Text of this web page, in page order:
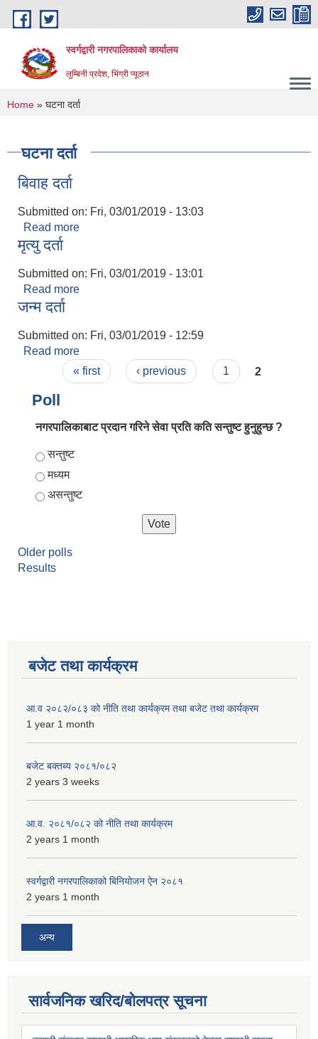
Skip to main content
स्वर्गद्वारी नगरपालिकाको कार्यालय
लुम्बिनी प्रदेश, भिंग्री प्यूठान
You are here
Home » घटना दर्ता
घटना दर्ता
बिवाह दर्ता
Submitted on: Fri, 03/01/2019 - 13:03
Read more
मृत्यु दर्ता
Submitted on: Fri, 03/01/2019 - 13:01
Read more
जन्म दर्ता
Submitted on: Fri, 03/01/2019 - 12:59
Read more
Pages« first ‹ previous 1 2
Poll
नगरपालिकाबाट प्रदान गरिने सेवा प्रति कति सन्तुष्ट हुनुहुन्छ ?
Choices
सन्तुष्ट
मध्यम
असन्तुष्ट
Older polls
Results
बजेट तथा कार्यक्रम
आ.व २०८२/०८३ को नीति तथा कार्यक्रम तथा बजेट तथा कार्यक्रम
1 year 1 month
बजेट बक्तब्य २०८१/०८२
2 years 3 weeks
आ.व. २०८१/०८२ को नीति तथा कार्यक्रम
2 years 1 month
स्वर्गद्वारी नगरपालिकाको बिनियोजन ऐन २०८१
2 years 1 month
अन्य
सार्वजनिक खरिद/बोलपत्र सूचना